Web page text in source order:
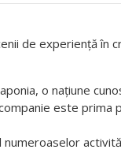
de experiență
o națiune
este prima